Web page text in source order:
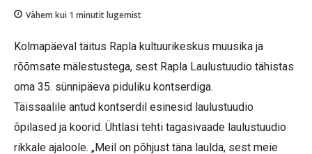
Vähem kui 1 minutit lugemist
Kolmapäeval täitus Rapla kultuurikeskus muusika ja
rõõmsate mälestustega, sest Rapla Laulustuudio tähistas
oma 35. sünnipäeva piduliku kontserdiga.
Täissaalile antud kontserdil esinesid laulustuudio
õpilased ja koorid. Ühtlasi tehti tagasivaade laulustuudio
rikkale ajaloole. „Meil on põhjust täna laulda, sest meie